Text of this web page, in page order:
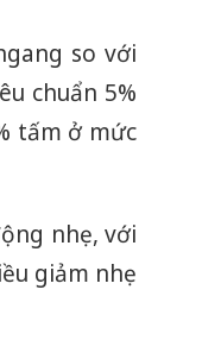
so với
chuẩn 5%
tấm ở mức
nhẹ, với
giảm nhẹ